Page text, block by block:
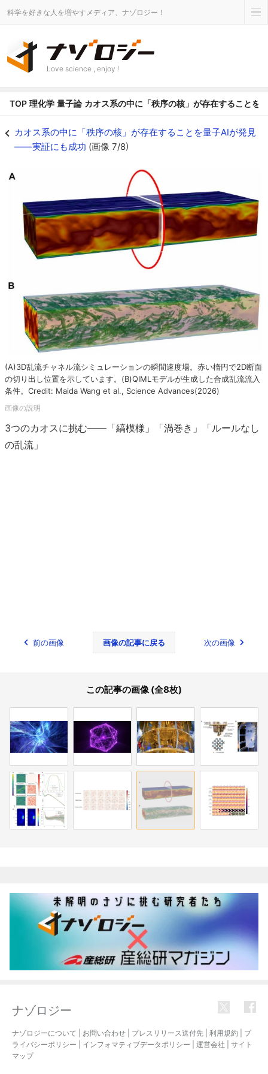
科学を好きな人を増やすメディア、ナゾロジー！
Love science , enjoy !
TOP 理化学 量子論 カオス系の中に「秩序の核」が存在すること
カオス系の中に「秩序の核」が存在することを量子AIが発見
――実証にも成功 (画像 7/8)
(A)3D乱流チャネル流シミュレーションの瞬間速度場。赤い楕円で2D断面
の切り出し位置を示しています。(B)QIMLモデルが生成した合成乱流流入
条件。Credit: Maida Wang et al., Science Advances(2026)
3つのカオスに挑む――「縞模様」「渦巻き」「ルールなし
の乱流」
前の画像 画像の記事に戻る 次の画像
この記事の画像 (全8枚)
ナゾロジー
ナゾロジーについて お問い合わせ プレスリリース送付先 利用規約
プ
ライバシーポリシー
インフォマティブデータポリシー 運営会社
サイト
マップ